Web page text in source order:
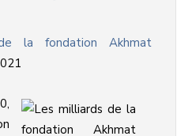
la fondation Akhmat